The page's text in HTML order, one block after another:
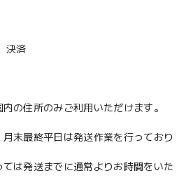
決済
の住所のみご利用いただけます。
末最終平日は発送作業を行っており
は発送までに通常よりお時間をいた